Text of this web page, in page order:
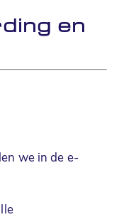
en
we in de e-